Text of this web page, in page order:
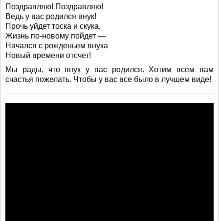
Поздравляю! Поздравляю!
Ведь у вас родился внук!
Прочь уйдет тоска и скука,
Жизнь по-новому пойдет —
Начался с рожденьем внука
Новый времени отсчет!
Мы рады, что внук у вас родился. Хотим всем вам
счастья пожелать. Чтобы у вас все было в лучшем виде!